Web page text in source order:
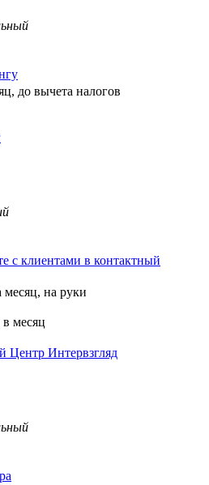
до вычета налогов
с клиентами в контактный
месяц, на руки
месяц
Центр Интервзгляд